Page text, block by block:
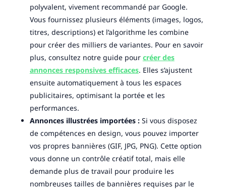
polyvalent, vivement recommandé par Google.
Vous fournissez plusieurs éléments (images, logos,
titres, descriptions) et l’algorithme les combine
pour créer des milliers de variantes. Pour en savoir
plus, consultez notre guide pour créer des
annonces responsives efficaces. Elles s’ajustent
ensuite automatiquement à tous les espaces
publicitaires, optimisant la portée et les
performances.
Annonces illustrées importées :Si vous disposez
de compétences en design, vous pouvez importer
vos propres bannières (GIF, JPG, PNG). Cette option
vous donne un contrôle créatif total, mais elle
demande plus de travail pour produire les
nombreuses tailles de bannières requises par le